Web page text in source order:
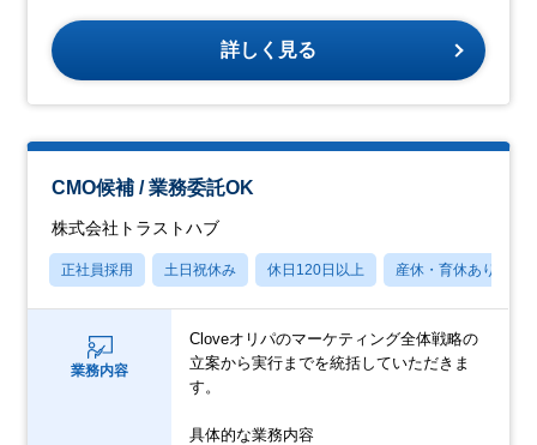
詳しく見る
CMO候補 / 業務委託OK
株式会社トラストハブ
正社員採用 土日祝休み 休日120日以上 産休・育休あり
業務内容
Cloveオリパのマーケティング全体戦略の
立案から実行までを統括していただきま
す。
具体的な業務内容